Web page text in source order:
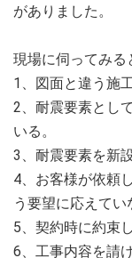
がありました。
現場に伺ってみる
1、図面と違う施
2、耐震要素とし
いる。
3、耐震要素を新
4、お客様が依頼
う要望に応えてい
5、契約時に約束
6、工事内容を請